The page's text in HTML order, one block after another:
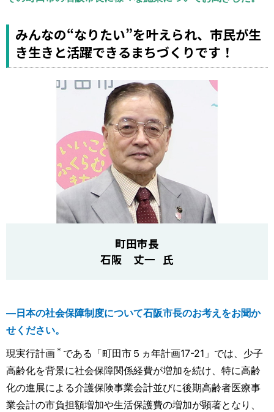
みんなの“なりたい”を叶えられ、市民が生
き生きと活躍できるまちづくりです！
町田市長
石阪 丈一 氏
―日本の社会保障制度について石阪市長のお考えをお聞か
せください。
現実行計画 ＊ である「町田市５ヵ年計画17-21」では、少子
高齢化を背景に社会保障関係経費が増加を続け、特に高齢
化の進展による介護保険事業会計並びに後期高齢者医療事
業会計の市負担額増加や生活保護費の増加が顕著となり、